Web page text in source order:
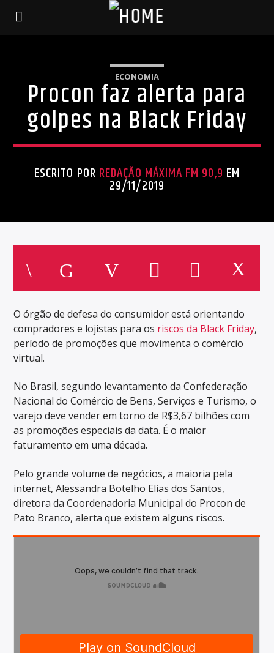
ECONOMIA
Procon faz alerta para
golpes na Black Friday
ESCRITO POR REDAÇÃO MÁXIMA FM 90,9 EM
29/11/2019
O órgão de defesa do consumidor está orientando
compradores e lojistas para os riscos da Black Friday,
período de promoções que movimenta o comércio
virtual.
No Brasil, segundo levantamento da Confederação
Nacional do Comércio de Bens, Serviços e Turismo, o
varejo deve vender em torno de R$3,67 bilhões com
as promoções especiais da data. É o maior
faturamento em uma década.
Pelo grande volume de negócios, a maioria pela
internet, Alessandra Botelho Elias dos Santos,
diretora da Coordenadoria Municipal do Procon de
Pato Branco, alerta que existem alguns riscos.